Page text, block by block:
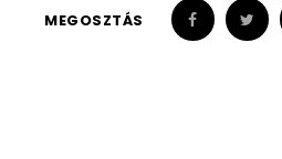
MEGOSZTÁS